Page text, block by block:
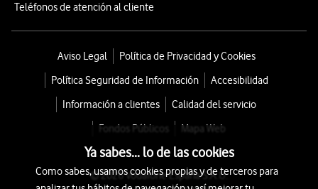
Teléfonos de atención al cliente
Aviso Legal
Política de Privacidad y Cookies
Política Seguridad de Información
Accesibilidad
Información a clientes
Calidad del servicio
Fondos Públicos
Mapa Web
© 2026 Vodafone España S.A.U.
Ya sabes... lo de las cookies
Como sabes, usamos cookies propias y de terceros para